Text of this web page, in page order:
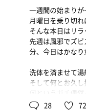
はちこう焼きそ
ローテ的に次は
浴室はまあまあ
となくスムーズ。
懸念していた痒
うどよくなった冷
上がってアクエ
うん、やっぱりこ
ホワイトセージ
そして白のワン
リー🧚‍♀️から前口上
我々は願いを込
ルをサウナストー
プチアクティビテ
「健康第一」な
け「三連単」と
ころで本日のサウ
県境をちょびっと
何故なら本日は
アブの季節にな
私服ではハーフ
に😤
ま、スネ毛があ
イト対象ですから
一週間の始まりが
月曜日を乗り切れ
そんな本日はリ
先週は風邪でズ
分、今日はかな
洗体を済ませて
そして何とお久
28 72